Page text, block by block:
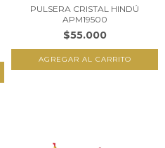
PULSERA CRISTAL HINDÚ
APM19500
$55.000